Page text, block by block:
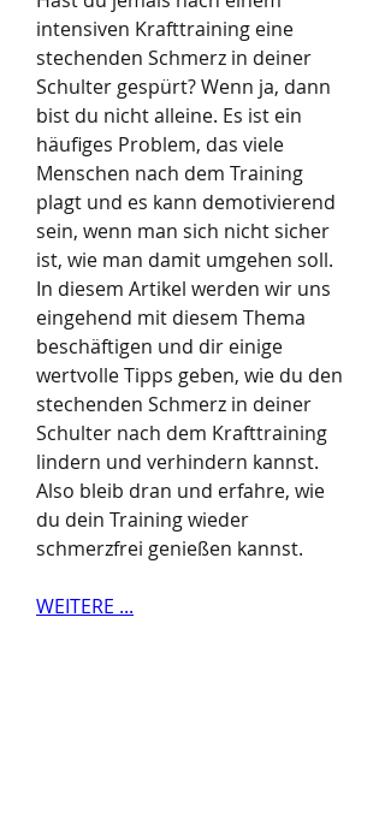
intensiven Krafttraining eine
stechenden Schmerz in deiner
Schulter gespürt? Wenn ja, dann
bist du nicht alleine. Es ist ein
häufiges Problem, das viele
Menschen nach dem Training
plagt und es kann demotivierend
sein, wenn man sich nicht sicher
ist, wie man damit umgehen soll.
In diesem Artikel werden wir uns
eingehend mit diesem Thema
beschäftigen und dir einige
wertvolle Tipps geben, wie du den
stechenden Schmerz in deiner
Schulter nach dem Krafttraining
lindern und verhindern kannst.
Also bleib dran und erfahre, wie
du dein Training wieder
schmerzfrei genießen kannst.
WEITERE ...